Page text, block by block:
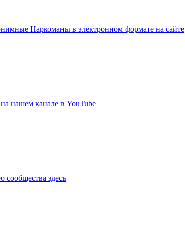
Наркоманы в электронном формате на сайте
нашем канале в YouTube
сообщества здесь